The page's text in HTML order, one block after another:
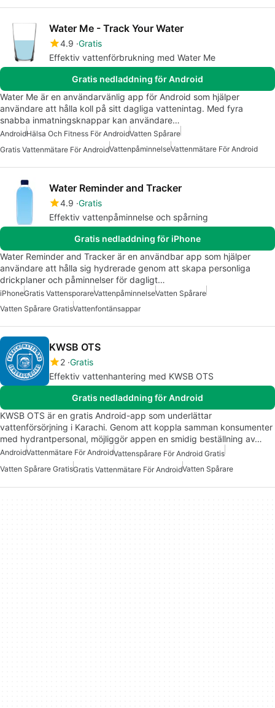
Water Me - Track Your Water
4.9 Gratis
Effektiv vattenförbrukning med Water Me
Gratis nedladdning för Android
Water Me är en användarvänlig app för Android som hjälper
användare att hålla koll på sitt dagliga vattenintag. Med fyra
snabba inmatningsknappar kan användare…
AndroidHälsa Och Fitness För AndroidVatten Spårare
Gratis Vattenmätare För AndroidVattenpåminnelseVattenmätare För Android
Water Reminder and Tracker
4.9 Gratis
Effektiv vattenpåminnelse och spårning
Gratis nedladdning för iPhone
Water Reminder and Tracker är en användbar app som hjälper
användare att hålla sig hydrerade genom att skapa personliga
drickplaner och påminnelser för dagligt…
iPhoneGratis VattensporareVattenpåminnelseVatten Spårare
Vatten Spårare GratisVattenfontänsappar
KWSB OTS
2 Gratis
Effektiv vattenhantering med KWSB OTS
Gratis nedladdning för Android
KWSB OTS är en gratis Android-app som underlättar
vattenförsörjning i Karachi. Genom att koppla samman konsumenter
med hydrantpersonal, möjliggör appen en smidig beställning av…
AndroidVattenmätare För AndroidVattenspårare För Android Gratis
Vatten Spårare GratisGratis Vattenmätare För AndroidVatten Spårare